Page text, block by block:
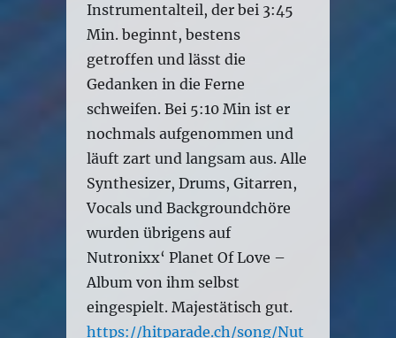
Instrumentalteil, der bei 3:45
Min. beginnt, bestens
getroffen und lässt die
Gedanken in die Ferne
schweifen. Bei 5:10 Min ist er
nochmals aufgenommen und
läuft zart und langsam aus. Alle
Synthesizer, Drums, Gitarren,
Vocals und Backgroundchöre
wurden übrigens auf
Nutronixx‘ Planet Of Love –
Album von ihm selbst
eingespielt. Majestätisch gut.
https://hitparade.ch/song/Nut